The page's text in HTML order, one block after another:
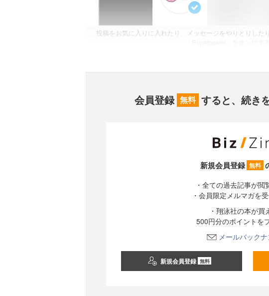
投稿をお気に入りに入れたり、メッセージをやりとりした
会員登録 無料 すると、続き
新規会員登録 無料
・全ての過去記事が閲
・会員限定メルマガを
・翔泳社の本が買
500円分のポイントを
メールバック
新規会員登録 無料